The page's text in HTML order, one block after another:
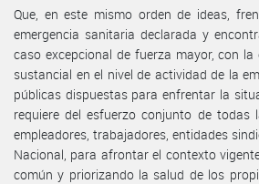
Que, en este mismo orden de ideas,
emergencia sanitaria declarada y
caso excepcional de fuerza mayor, con
sustancial en el nivel de actividad de la
públicas dispuestas para enfrentar la
requiere del esfuerzo conjunto de todas
empleadores, trabajadores, entidades
Nacional, para afrontar el contexto
común y priorizando la salud de los